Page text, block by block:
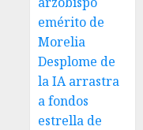
emérito de
Morelia
Desplome de
la IA arrastra
a fondos
estrella de